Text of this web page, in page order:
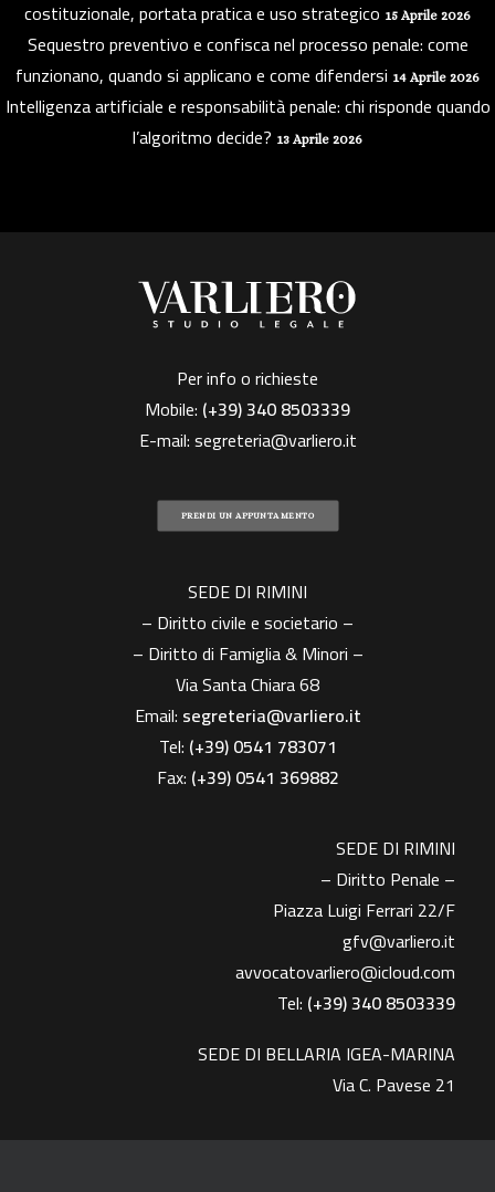
costituzionale, portata pratica e uso strategico 15 Aprile 2026
Sequestro preventivo e confisca nel processo penale: come
funzionano, quando si applicano e come difendersi 14 Aprile 2026
Intelligenza artificiale e responsabilità penale: chi risponde quando
l’algoritmo decide? 13 Aprile 2026
Per info o richieste
Mobile: (+39)340 8503339
E-mail:segreteria@varliero.it
PRENDI UN APPUNTAMENTO
SEDE DI RIMINI
– Diritto civile e societario –
– Diritto di Famiglia & Minori –
Via Santa Chiara 68
Email: segreteria@varliero.it
Tel: (+39) 0541 783071
Fax: (+39)0541 369882
SEDE DI RIMINI
– Diritto Penale –
Piazza Luigi Ferrari 22/F
gfv@varliero.it
avvocatovarliero@icloud.com
Tel: (+39) 340 8503339
SEDE DI BELLARIA IGEA-MARINA
Via C. Pavese 21